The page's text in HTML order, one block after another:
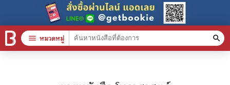
menu หมวดหมู่ search